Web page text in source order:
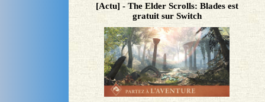
[Actu] - The Elder Scrolls: Blades est
gratuit sur Switch